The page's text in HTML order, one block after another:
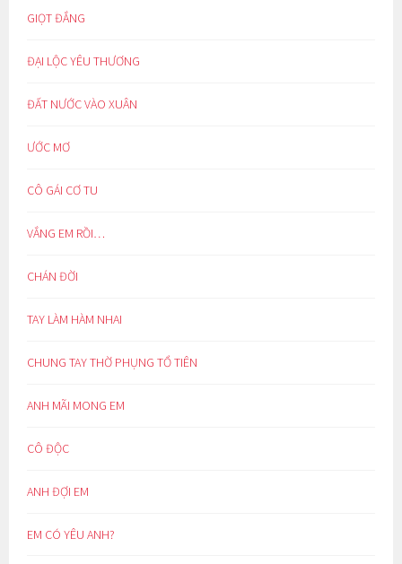
GIỌT ĐẮNG
ĐẠI LỘC YÊU THƯƠNG
ĐẤT NƯỚC VÀO XUÂN
ƯỚC MƠ
CÔ GÁI CƠ TU
VẮNG EM RỒI…
CHÁN ĐỜI
TAY LÀM HÀM NHAI
CHUNG TAY THỜ PHỤNG TỔ TIÊN
ANH MÃI MONG EM
CÔ ĐỘC
ANH ĐỢI EM
EM CÓ YÊU ANH?